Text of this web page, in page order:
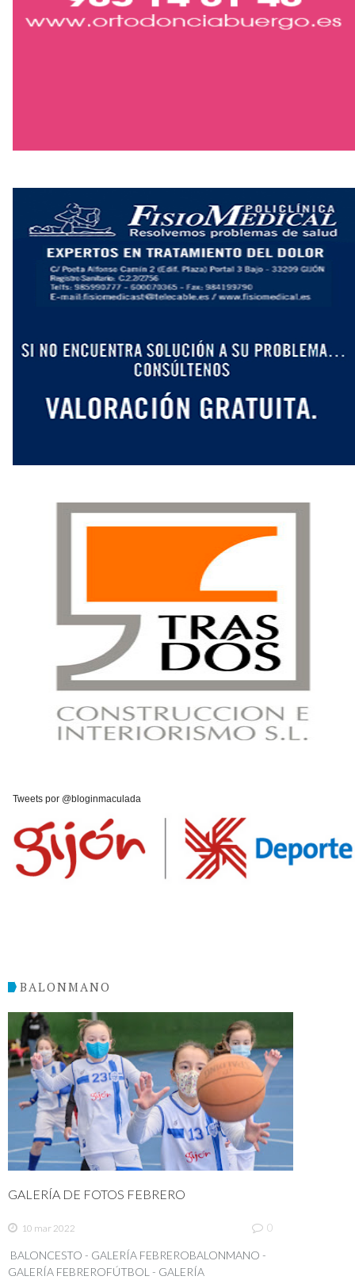
Tweets por @bloginmaculada
BALONMANO
GALERÍA DE FOTOS FEBRERO
10 mar 2022 0
BALONCESTO - GALERÍA FEBREROBALONMANO -
GALERÍA FEBREROFÚTBOL - GALERÍA